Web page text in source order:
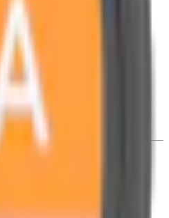
den också inslag av
är tillverkad av